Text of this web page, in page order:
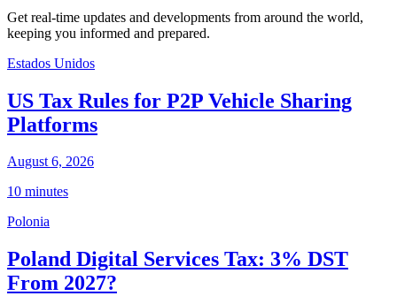
Get real-time updates and developments from around the world,
keeping you informed and prepared.
Estados Unidos
US Tax Rules for P2P Vehicle Sharing
Platforms
August 6, 2026
10 minutes
Polonia
Poland Digital Services Tax: 3% DST
From 2027?